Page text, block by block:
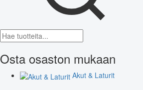
Osta osaston mukaan
Akut & Laturit